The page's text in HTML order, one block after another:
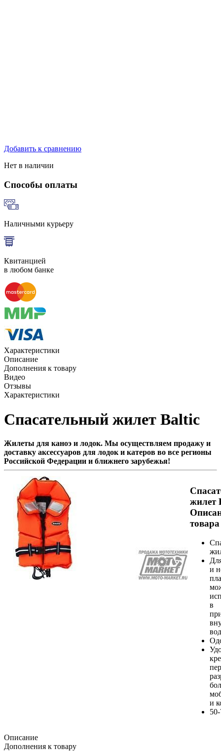
Добавить к сравнению
Нет в наличии
Способы оплаты
Наличными курьеру
Квитанцией
в любом банке
Характеристики
Описание
Дополнения к товару
Видео
Отзывы
Характеристики
Спасательный жилет Baltic
Жилеты для каноэ и лодок. Мы осуществляем продажу и
доставку аксессуаров для лодок и катеров во все регионы
Российской Федерации и ближнего зарубежья!
жилет
товара
и
в
и
Описание
Дополнения к товару